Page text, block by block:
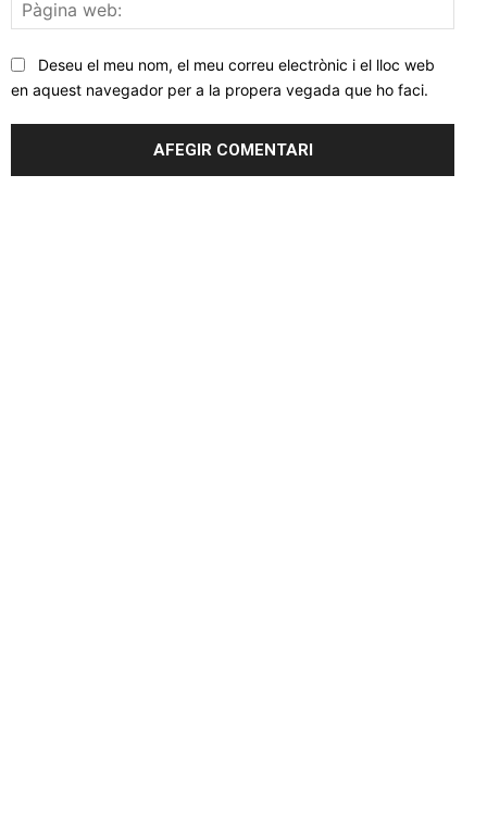
web:
Deseu el meu nom, el meu correu electrònic i el lloc web
en aquest navegador per a la propera vegada que ho faci.